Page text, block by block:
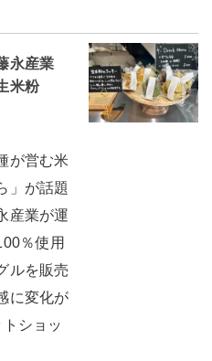
永産業
米粉
が営む米
」が話題
産業が運
％使用
ルを販売
に変化が
ショッ